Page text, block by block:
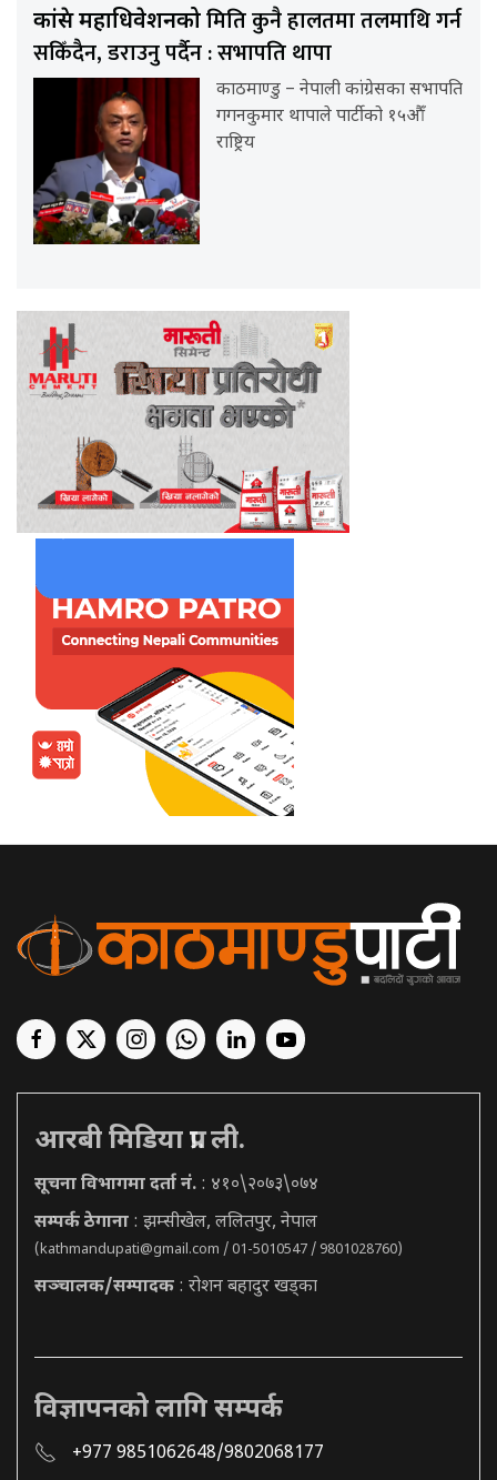
कांग्रेस महाधिवेशनकोमिति कुनै हालतमा तलमाथि गर्न
सकिँदैन, डराउनु पर्दैन : सभापति थापा
काठमाण्डु – नेपाली कांग्रेसका सभापति
गगनकुमार थापाले पार्टीको १५औँ
राष्ट्रिय
आरबी मिडिया प्रा. ली.
सूचना विभागमा दर्ता नं. : ४१०\२०७३\०७४
सम्पर्क ठेगाना : झम्सीखेल, ललितपुर, नेपाल
(kathmandupati@gmail.com / 01-5010547 / 9801028760)
सञ्चालक/सम्पादक : रोशन बहादुर खड्का
विज्ञापनको लागि सम्पर्क
+977 9851062648/9802068177